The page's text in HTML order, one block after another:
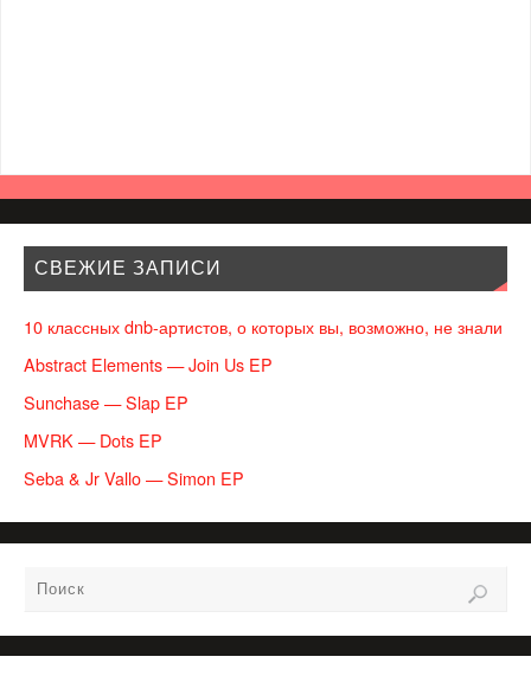
СВЕЖИЕ ЗАПИСИ
10 классных dnb-артистов, о которых вы, возможно, не знали
Abstract Elements — Join Us EP
Sunchase — Slap EP
MVRK — Dots EP
Seba & Jr Vallo — Simon EP